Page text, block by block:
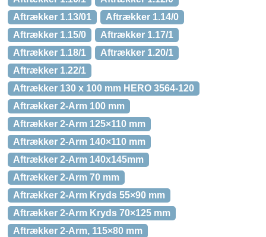
Aftrækker 1.13/01
Aftrækker 1.14/0
Aftrækker 1.15/0
Aftrækker 1.17/1
Aftrækker 1.18/1
Aftrækker 1.20/1
Aftrækker 1.22/1
Aftrækker 130 x 100 mm HERO 3564-120
Aftrækker 2-Arm 100 mm
Aftrækker 2-Arm 125×110 mm
Aftrækker 2-Arm 140×110 mm
Aftrækker 2-Arm 140x145mm
Aftrækker 2-Arm 70 mm
Aftrækker 2-Arm Kryds 55×90 mm
Aftrækker 2-Arm Kryds 70×125 mm
Aftrækker 2-Arm, 115×80 mm